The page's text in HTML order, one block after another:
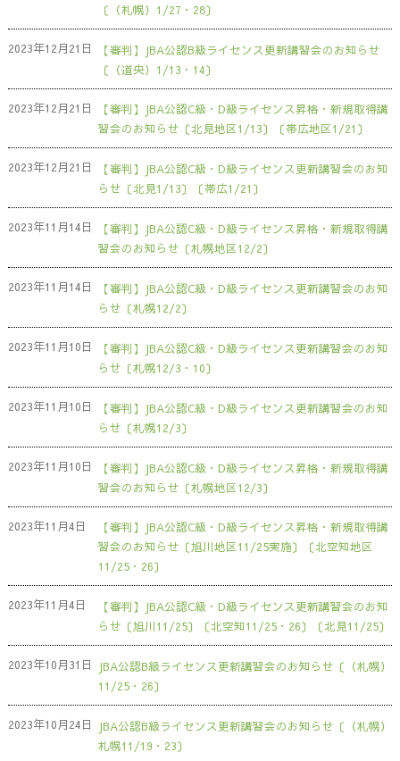
〔（札幌）1/27・28〕
2023年12月21日
【審判】JBA公認B級ライセンス更新講習会のお知らせ
〔（道央）1/13・14〕
2023年12月21日
【審判】JBA公認C級・D級ライセンス昇格・新規取得講
習会のお知らせ〔北見地区1/13〕〔帯広地区1/21〕
2023年12月21日
【審判】JBA公認C級・D級ライセンス更新講習会のお知
らせ〔北見1/13〕〔帯広1/21〕
2023年11月14日
【審判】JBA公認C級・D級ライセンス昇格・新規取得講
習会のお知らせ〔札幌地区12/2〕
2023年11月14日
【審判】JBA公認C級・D級ライセンス更新講習会のお知
らせ〔札幌12/2〕
2023年11月10日
【審判】JBA公認C級・D級ライセンス更新講習会のお知
らせ〔札幌12/3・10〕
2023年11月10日
【審判】JBA公認C級・D級ライセンス更新講習会のお知
らせ〔札幌12/3〕
2023年11月10日
【審判】JBA公認C級・D級ライセンス昇格・新規取得講
習会のお知らせ〔札幌地区12/3〕
2023年11月4日
【審判】JBA公認C級・D級ライセンス昇格・新規取得講
習会のお知らせ〔旭川地区11/25実施〕〔北空知地区
11/25・26〕
2023年11月4日
【審判】JBA公認C級・D級ライセンス更新講習会のお知
らせ〔旭川11/25〕〔北空知11/25・26〕〔北見11/25〕
2023年10月31日
JBA公認B級ライセンス更新講習会のお知らせ〔（札幌）
11/25・26〕
2023年10月24日
JBA公認B級ライセンス更新講習会のお知らせ〔（札幌）
札幌11/19・23〕